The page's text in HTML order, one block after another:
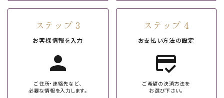
ステップ 3
お客様情報を入力
person
ご住所・連絡先など、
必要な情報を入力します。
ステップ 4
お支払い方法の設定
credit_score
ご希望の決済方法を
お選び下さい。